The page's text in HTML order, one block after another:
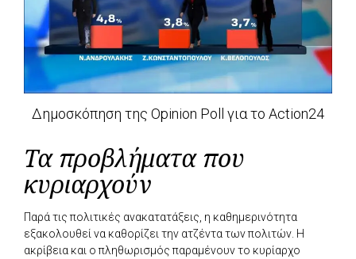
Δημοσκόπηση της Opinion Poll για το Action24
Τα προβλήματα που
κυριαρχούν
Παρά τις πολιτικές ανακατατάξεις, η καθημερινότητα
εξακολουθεί να καθορίζει την ατζέντα των πολιτών. Η
ακρίβεια και ο πληθωρισμός παραμένουν το κυρίαρχο